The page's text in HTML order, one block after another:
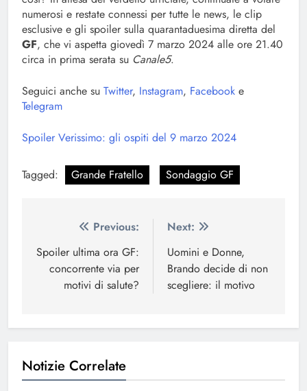
numerosi e restate connessi per tutte le news, le clip
esclusive e gli spoiler sulla quarantaduesima diretta del
GF, che vi aspetta giovedì 7 marzo 2024 alle ore 21.40
circa in prima serata su Canale5.
Seguici anche su Twitter, Instagram, Facebook e
Telegram
Spoiler Verissimo: gli ospiti del 9 marzo 2024
Tagged: Grande Fratello Sondaggio GF
Navigazione
articoli
Previous:
Spoiler ultima ora GF:
concorrente via per
motivi di salute?
Next:
Uomini e Donne,
Brando decide di non
scegliere: il motivo
Notizie Correlate